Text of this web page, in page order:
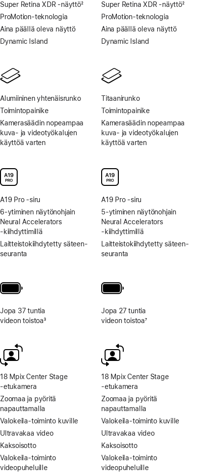
Super Retina XDR ‑näyttö
Alaviite
2
ProMotion-teknologia
Aina päällä oleva näyttö
Dynamic Island
Alumiininen yhtenäis­runko
Toimintopainike
Kamera­säädin nopeampaa
kuva‑ ja video­työ­kalujen
käyttöä varten
A19 Pro ‑siru
6-ytiminen näytön­ohjain
Neural Accelerators
‑kiihdyttimillä
Laitteisto­kiihdytetty säteen­
seuranta
Jopa 37 tuntia
videon toistoa3
18 Mpix Center Stage
‑etukamera
Zoomaa ja pyöritä
napauttamalla
Valokeila-toiminto kuville
Ultravakaa video
Kaksoisotto
Valokeila-toiminto
videopuheluille
Super Retina XDR ‑näyttö
Alaviite
2
ProMotion-teknologia
Aina päällä oleva näyttö
Dynamic Island
Titaani­runko
Toimintopainike
Kamera­säädin nopeampaa
kuva‑ ja video­työ­kalujen
käyttöä varten
A19 Pro ‑siru
5-ytiminen näytön­ohjain
Neural Accelerators
‑kiihdyttimillä
Laitteisto­kiihdytetty säteen­
seuranta
Jopa 27 tuntia
videon toistoa7
18 Mpix Center Stage
‑etukamera
Zoomaa ja pyöritä
napauttamalla
Valokeila-toiminto kuville
Ultravakaa video
Kaksoisotto
Valokeila-toiminto
videopuheluille